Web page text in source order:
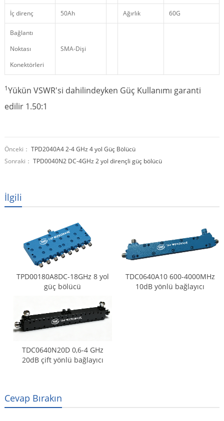
İç direnç 50Ah Ağırlık 60G
Bağlantı
Noktası
Konektörleri
SMA-Dişi
1Yükün VSWR'si dahilindeyken Güç Kullanımı garanti
edilir 1.50:1
Önceki： TPD2040A4 2-4 GHz 4 yol Güç Bölücü
Sonraki： TPD0040N2 DC-4GHz 2 yol dirençli güç bölücü
İlgili
TPD00180A8DC-18GHz 8 yol
güç bölücü
TDC0640A10 600-4000MHz
10dB yönlü bağlayıcı
TDC0640N20D 0,6-4 GHz
20dB çift yönlü bağlayıcı
Cevap Bırakın